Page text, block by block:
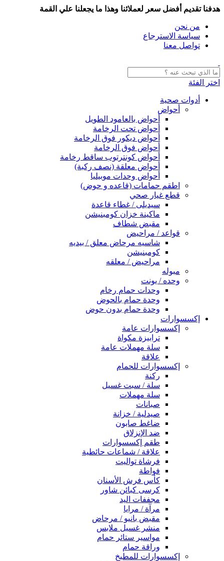
هدفنا تقديم أفضل سعر لعملائنا وهذا ما يجعلنا علي القمة
من نحن
سياسة الاسترجاع
تواصل معنا
اختر الفئة
أدوات صحية
أحواض
أحواض بالعامود الطويل
أحواض تحت الرخامة
أحواض ديكور فوق الرخامة
أحواض فوق الرخامة
أحواض كونترتوب ساقط رخامة
أحواض معلقة (نصف ركبة)
أحواض وحدات موبيليا
اطقم حمامات (قاعده و حوض)
قطع غيار صحي
سيديلى / غطاء قاعدة
ماكينة خزان كومبنيشن
مقبض شطاف
قواعد / مراحيض
شاسيه مرحاض معلق / بيديه
كومبنيشن
مراحيض / معلقه
مبوله
وحده / يونت
وحدات حمام رخام
وحدة حمام بالحوض
وحدة حمام بدون حوض
إكسسوارات
إكسسوارات عامة
ترابيزة مكواة
سلة مهملات عامة
علاقة
إكسسوارات للحمام
ركنة
سلة / سبت غسيل
سلة مهملات
صبانات
صيدلية / خزانة
ضاغط صابون
ضد الإنزلاق
طقم إكسسوارات
علاقة / شماعات حائطية
فرشاة تواليت
فواطة
كأس فرش الأسنان
كرسى كبائن شاور
مجففات اليد
مرآة / مرايا
مقبض بانيو / مرحاض
منشر غسيل ملابس
مواسير ستائر حمام
وراقة حمام
إكسسوارات للمطبخ